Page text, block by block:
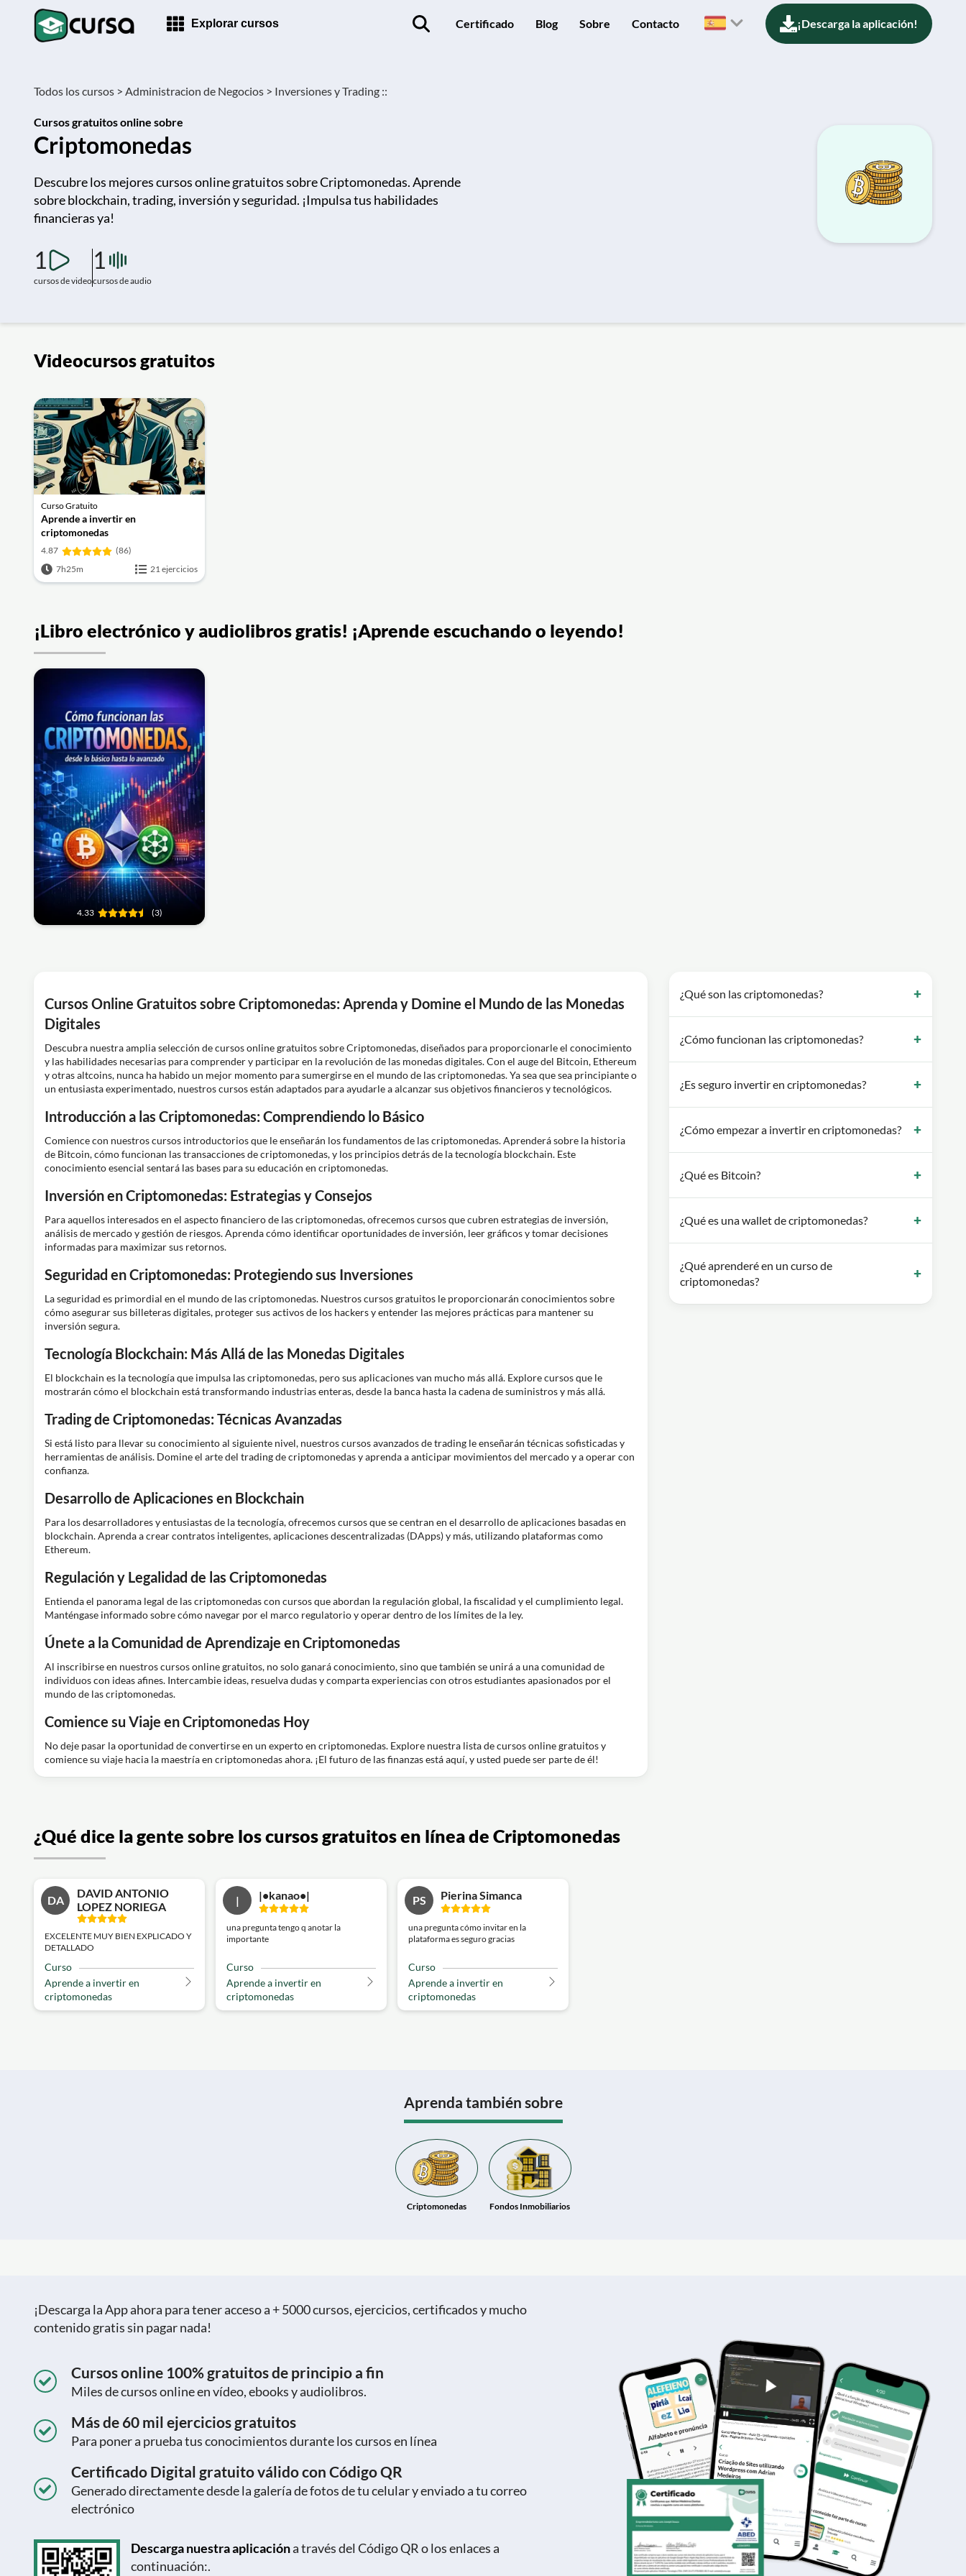
Explorar cursos Certificado Blog Sobre Contacto ¡Descarga la aplicación!
Todos los cursos > Administracion de Negocios > Inversiones y Trading ::
Cursos gratuitos online sobre
Criptomonedas
Descubre los mejores cursos online gratuitos sobre Criptomonedas. Aprende
sobre blockchain, trading, inversión y seguridad. ¡Impulsa tus habilidades
financieras ya!
1
cursos de video
1
cursos de audio
Videocursos gratuitos
Curso Gratuito
Aprende a invertir en
criptomonedas
4.87
(86)
7h25m
21 ejercicios
¡Libro electrónico y audiolibros gratis! ¡Aprende escuchando o leyendo!
4.33 (3)
Cursos Online Gratuitos sobre Criptomonedas: Aprenda y Domine el Mundo de las Monedas
Digitales
Descubra nuestra amplia selección de cursos online gratuitos sobre Criptomonedas, diseñados para proporcionarle el conocimiento
y las habilidades necesarias para comprender y participar en la revolución de las monedas digitales. Con el auge del Bitcoin, Ethereum
y otras altcoins, nunca ha habido un mejor momento para sumergirse en el mundo de las criptomonedas. Ya sea que sea principiante o
un entusiasta experimentado, nuestros cursos están adaptados para ayudarle a alcanzar sus objetivos financieros y tecnológicos.
Introducción a las Criptomonedas: Comprendiendo lo Básico
Comience con nuestros cursos introductorios que le enseñarán los fundamentos de las criptomonedas. Aprenderá sobre la historia
de Bitcoin, cómo funcionan las transacciones de criptomonedas, y los principios detrás de la tecnología blockchain. Este
conocimiento esencial sentará las bases para su educación en criptomonedas.
Inversión en Criptomonedas: Estrategias y Consejos
Para aquellos interesados en el aspecto financiero de las criptomonedas, ofrecemos cursos que cubren estrategias de inversión,
análisis de mercado y gestión de riesgos. Aprenda cómo identificar oportunidades de inversión, leer gráficos y tomar decisiones
informadas para maximizar sus retornos.
Seguridad en Criptomonedas: Protegiendo sus Inversiones
La seguridad es primordial en el mundo de las criptomonedas. Nuestros cursos gratuitos le proporcionarán conocimientos sobre
cómo asegurar sus billeteras digitales, proteger sus activos de los hackers y entender las mejores prácticas para mantener su
inversión segura.
Tecnología Blockchain: Más Allá de las Monedas Digitales
El blockchain es la tecnología que impulsa las criptomonedas, pero sus aplicaciones van mucho más allá. Explore cursos que le
mostrarán cómo el blockchain está transformando industrias enteras, desde la banca hasta la cadena de suministros y más allá.
Trading de Criptomonedas: Técnicas Avanzadas
Si está listo para llevar su conocimiento al siguiente nivel, nuestros cursos avanzados de trading le enseñarán técnicas sofisticadas y
herramientas de análisis. Domine el arte del trading de criptomonedas y aprenda a anticipar movimientos del mercado y a operar con
confianza.
Desarrollo de Aplicaciones en Blockchain
Para los desarrolladores y entusiastas de la tecnología, ofrecemos cursos que se centran en el desarrollo de aplicaciones basadas en
blockchain. Aprenda a crear contratos inteligentes, aplicaciones descentralizadas (DApps) y más, utilizando plataformas como
Ethereum.
Regulación y Legalidad de las Criptomonedas
Entienda el panorama legal de las criptomonedas con cursos que abordan la regulación global, la fiscalidad y el cumplimiento legal.
Manténgase informado sobre cómo navegar por el marco regulatorio y operar dentro de los límites de la ley.
Únete a la Comunidad de Aprendizaje en Criptomonedas
Al inscribirse en nuestros cursos online gratuitos, no solo ganará conocimiento, sino que también se unirá a una comunidad de
individuos con ideas afines. Intercambie ideas, resuelva dudas y comparta experiencias con otros estudiantes apasionados por el
mundo de las criptomonedas.
Comience su Viaje en Criptomonedas Hoy
No deje pasar la oportunidad de convertirse en un experto en criptomonedas. Explore nuestra lista de cursos online gratuitos y
comience su viaje hacia la maestría en criptomonedas ahora. ¡El futuro de las finanzas está aquí, y usted puede ser parte de él!
¿Qué son las criptomonedas?
¿Cómo funcionan las criptomonedas?
¿Es seguro invertir en criptomonedas?
¿Cómo empezar a invertir en criptomonedas?
¿Qué es Bitcoin?
¿Qué es una wallet de criptomonedas?
¿Qué aprenderé en un curso de
criptomonedas?
¿Qué dice la gente sobre los cursos gratuitos en línea de Criptomonedas
DA
DAVID ANTONIO
LOPEZ NORIEGA
EXCELENTE MUY BIEN EXPLICADO Y
DETALLADO
Curso
Aprende a invertir en
criptomonedas
| |•kanao•|
una pregunta tengo q anotar la
importante
Curso
Aprende a invertir en
criptomonedas
PS Pierina Simanca
una pregunta cómo invitar en la
plataforma es seguro gracias
Curso
Aprende a invertir en
criptomonedas
Aprenda también sobre
Criptomonedas Fondos Inmobiliarios
¡Descarga la App ahora para tener acceso a + 5000 cursos, ejercicios, certificados y mucho
contenido gratis sin pagar nada!
Cursos online 100% gratuitos de principio a fin
Miles de cursos online en vídeo, ebooks y audiolibros.
Más de 60 mil ejercicios gratuitos
Para poner a prueba tus conocimientos durante los cursos en línea
Certificado Digital gratuito válido con Código QR
Generado directamente desde la galería de fotos de tu celular y enviado a tu correo
electrónico
Descarga nuestra aplicacióna través del Código QR o los enlaces a
continuación:.